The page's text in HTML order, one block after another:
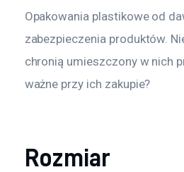
Opakowania plastikowe od
zabezpieczenia produktów.
chronią umieszczony w nich
ważne przy ich zakupie?
Rozmiar